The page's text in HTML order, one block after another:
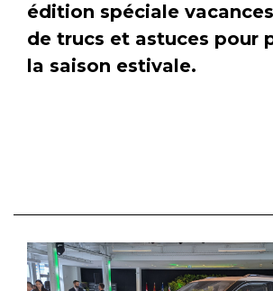
édition spéciale
de trucs et astuces pour
la saison estivale.